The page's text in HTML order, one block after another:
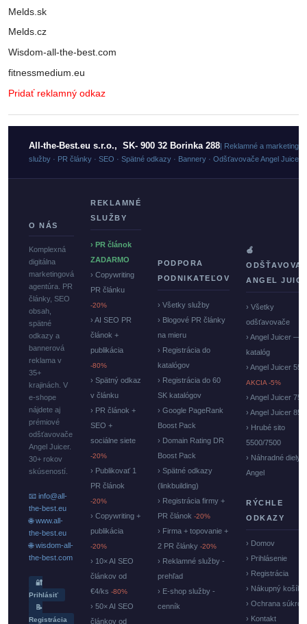
Melds.sk
Melds.cz
Wisdom-all-the-best.com
fitnessmedium.eu
Pridať reklamný odkaz
All-the-Best.eu s.r.o., SK- 900 32 Borinka 288| Reklamné a
služby · PR články · SEO · Spätné odkazy · Bannery · Odšťavovače Angel Juicer
O NÁS
Komplexná
digitálna
marketingová
agentúra. PR
články, SEO
obsah,
spätné
odkazy a
bannerová
reklama v
35+
krajinách. V
e-shope
nájdete aj
prémiové
odšťavovače
Angel Juicer.
30+ rokov
skúseností.
📧 info@all-
the-best.eu
🌐 www.all-
the-best.eu
🌐 wisdom-all-
the-best.com
🔐
Prihlásiť
📝
Registrácia
REKLAMNÉ
SLUŽBY
› PR článok
ZADARMO
› Copywriting
PR článku
-20%
› AI SEO PR
článok +
publikácia
-80%
› Spätný odkaz
v článku
› PR článok +
SEO +
sociálne siete
-20%
› Publikovať 1
PR článok
-20%
› Copywriting +
publikácia
-20%
› 10× AI SEO
článkov od
€4/ks -80%
› 50× AI SEO
článkov od
PODPORA
PODNIKATEĽOV
› Všetky služby
› Blogové PR články
na mieru
› Registrácia do
katalógov
› Registrácia do 60
SK katalógov
› Google PageRank
Boost Pack
› Domain Rating DR
Boost Pack
› Spätné odkazy
(linkbuilding)
› Registrácia firmy +
PR článok -20%
› Firma + topovanie +
2 PR články -20%
› Reklamné služby -
prehľad
› E-shop služby -
cenník
🍏
ANGEL
› Všetky
odšťavovače
› Angel Juicer —
katalóg
› Angel Juicer
AKCIA -5%
› Angel Juicer
› Angel Juicer
› Hrubé sito
5500/7500
› Náhradné diely
Angel
RÝCHLE
ODKAZY
› Domov
› Prihlásenie
› Registrácia
› Nákupný košík
› Ochrana
› Kontakt